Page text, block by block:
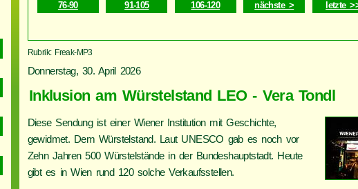
76-90
91-105 106-120 nächste > letzte
Rubrik: Freak-MP3
Donnerstag, 30. April 2026
Inklusion am Würstelstand LEO - Vera Tondl
Diese Sendung ist einer Wiener Institution mit Geschichte,
gewidmet. Dem Würstelstand. Laut UNESCO gab es noch vor
Zehn Jahren 500 Würstelstände in der Bundeshauptstadt. Heute
gibt es in Wien rund 120 solche Verkaufsstellen.